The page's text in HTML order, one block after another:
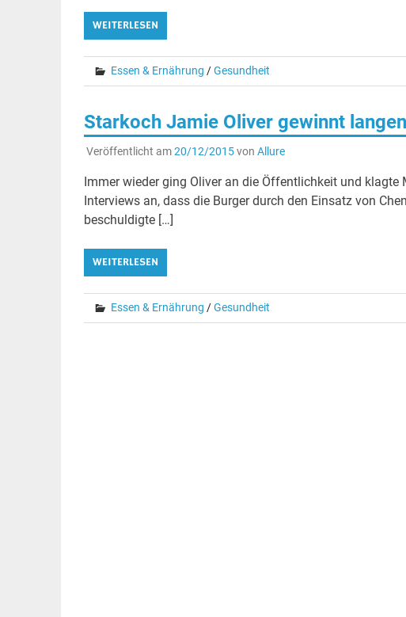
WEITERLESEN
Essen & Ernährung /Gesundheit
Starkoch Jamie Oliver gewinnt
Veröffentlicht am20/12/2015von Allure
Immer wieder ging Oliver an die Öffentlichkeit und
Interviews an, dass die Burger durch den Einsatz von
beschuldigte […]
WEITERLESEN
Essen & Ernährung /Gesundheit